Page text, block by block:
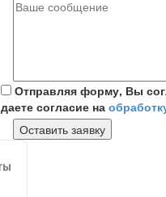
Отправляя форму, Вы
даете согласие на